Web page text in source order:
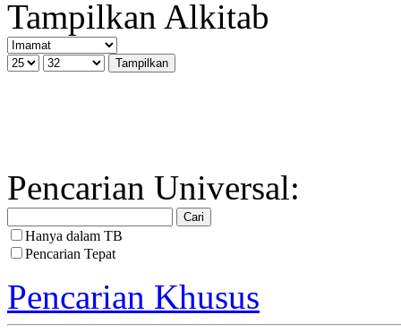
Tampilkan Alkitab
Pencarian Universal:
Hanya dalam TB
Pencarian Tepat
Pencarian Khusus